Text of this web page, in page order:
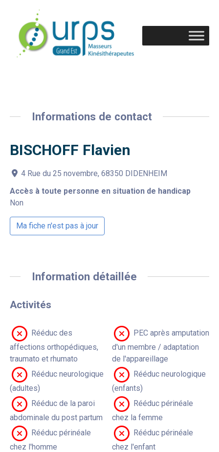
Informations de contact
BISCHOFF Flavien
4 Rue du 25 novembre, 68350 DIDENHEIM
Accès à toute personne en situation de handicap
Non
Ma fiche n'est pas à jour
Information détaillée
Activités
Rééduc des
affections orthopédiques,
traumato et rhumato
PEC après amputation
d'un membre / adaptation
de l'appareillage
Rééduc neurologique
(adultes)
Rééduc neurologique
(enfants)
Rééduc de la paroi
abdominale du post partum
Rééduc périnéale
chez la femme
Rééduc périnéale
chez l'homme
Rééduc périnéale
chez l'enfant